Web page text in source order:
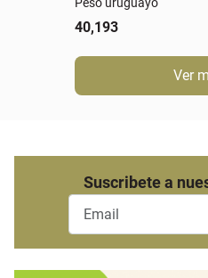
40,193
Ver
Suscribete a